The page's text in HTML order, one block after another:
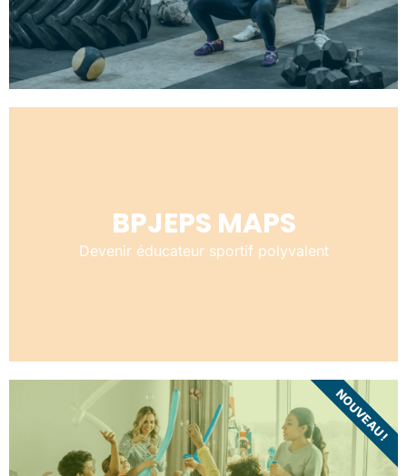
BPJEPS MAPS
Devenir éducateur sportif polyvalent
NOUVEAU !